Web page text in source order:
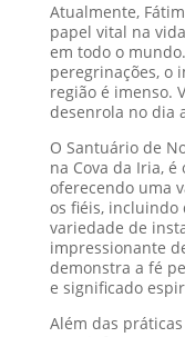
Atualmente,
papel vital na
em todo o
peregrinações, o
região é imenso.
desenrola no dia
O Santuário de
na Cova da Iria,
oferecendo uma
os fiéis, incluindo
variedade de
impressionante
demonstra a fé
e significado
Além das